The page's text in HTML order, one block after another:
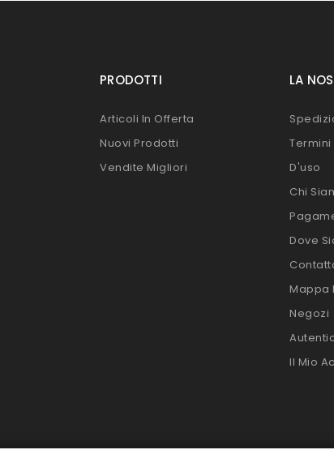
PRODOTTI
Articoli In Offerta
Nuovi Prodotti
Vendite Migliori
LA
Termini
D'uso
Chi
Dove
Mappa
Negozi
Il Mio